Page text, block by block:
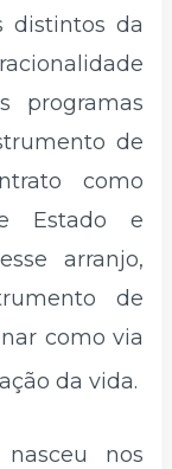
distintos da
programas
de
como
Estado e
arranjo,
de
como via
da vida.
nos